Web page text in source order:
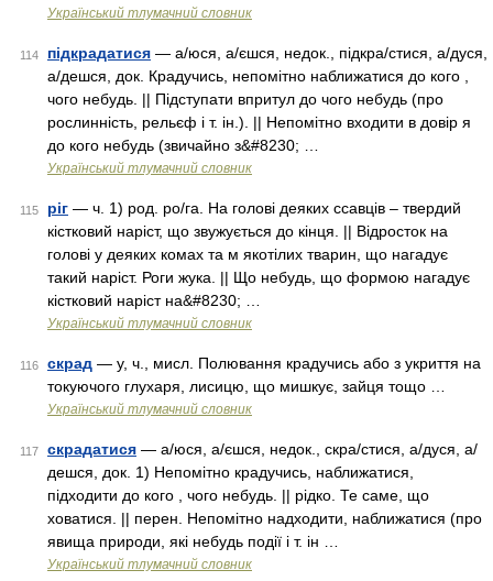
Український тлумачний словник
114 підкрадатися — а/юся, а/єшся, недок., підкра/стися, а/дуся,
а/дешся, док. Крадучись, непомітно наближатися до кого ,
чого небудь. || Підступати впритул до чого небудь (про
рослинність, рельєф і т. ін.). || Непомітно входити в довір я
до кого небудь (звичайно з&#8230; …
Український тлумачний словник
115 ріг — ч. 1) род. ро/га. На голові деяких ссавців – твердий
кістковий наріст, що звужується до кінця. || Відросток на
голові у деяких комах та м якотілих тварин, що нагадує
такий наріст. Роги жука. || Що небудь, що формою нагадує
кістковий наріст на&#8230; …
Український тлумачний словник
116 скрад — у, ч., мисл. Полювання крадучись або з укриття на
токуючого глухаря, лисицю, що мишкує, зайця тощо …
Український тлумачний словник
117 скрадатися — а/юся, а/єшся, недок., скра/стися, а/дуся, а/
дешся, док. 1) Непомітно крадучись, наближатися,
підходити до кого , чого небудь. || рідко. Те саме, що
ховатися. || перен. Непомітно надходити, наближатися (про
явища природи, які небудь події і т. ін …
Український тлумачний словник